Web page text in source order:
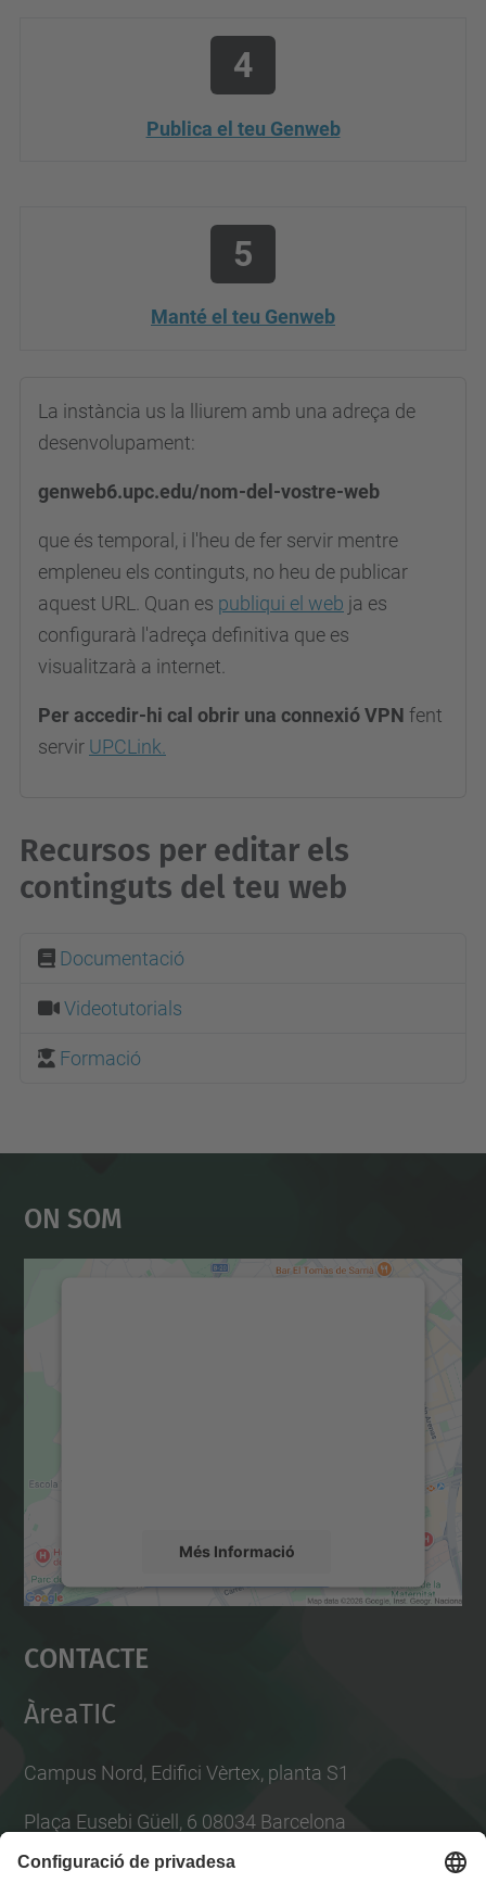
4
Publica el teu Genweb
5
Manté el teu Genweb
La instància us la lliurem amb una adreça de
desenvolupament:
genweb6.upc.edu/nom-del-vostre-web
que és temporal, i l'heu de fer servir mentre
empleneu els continguts, no heu de publicar
aquest URL. Quan es publiqui el web ja es
configurarà l'adreça definitiva que es
visualitzarà a internet.
Per accedir-hi cal obrir una connexió VPN fent
servir UPCLink.
Recursos per editar els
continguts del teu web
Documentació
Videotutorials
Formació
On Som
Més Informació
Accepta
powered by
Contacte
ÀreaTIC
Campus Nord, Edifici Vèrtex, planta S1
Plaça Eusebi Güell, 6 08034 Barcelona
Per consultes tècniques obre tiquet a l'